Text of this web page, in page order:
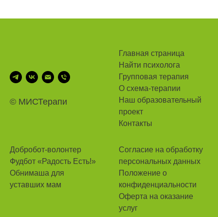
© MИСТерапи
Главная страница
Найти психолога
Групповая терапия
О схема-терапии
Наш образовательный
проект
Контакты
Добробот-волонтер
Фудбот «Радость Есть!»
Обнимаша для
уставших мам
Согласие на обработку
персональных данных
Положение о
конфиденциальности
Оферта на оказание
услуг